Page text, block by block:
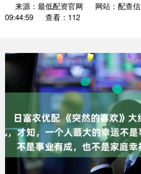
来源：最低配资官网 网站：配查信
09:44:59
查看：112